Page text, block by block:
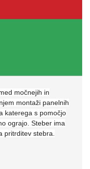
močnejih in
montaži panelnih
katerega s pomočjo
ograjo. Steber ima
pritrditev stebra.